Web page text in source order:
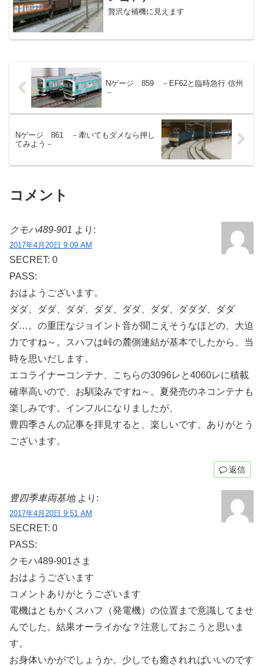
贅沢な補機に見えます
Nゲージ 859 －EF62と臨時急行 信州
－
Nゲージ 861 －牽いてもダメなら押し
てみよう－
コメント
クモハ489-901 より:
2017年4月20日 9:09 AM
SECRET: 0
PASS:
おはようございます。
ダダ、ダダ、ダダ、ダダ、ダダ、ダダ、ダダダ、ダダ
ダ…。の重圧なジョイント音が聞こえそうなほどの、大迫
力ですね～。スハフは峠の麓側連結が基本でしたから、当
時を思いだします。
エコライナーコンテナ、こちらの3096レと4060レに積載
確率高いので、お馴染みですね～。夏発売のネコンテナも
楽しみです。インフルになりましたが、
豊四季さんの記事を拝見すると、楽しいです。ありがとう
ございます。
返信
豊四季車両基地 より:
2017年4月20日 9:51 AM
SECRET: 0
PASS:
クモハ489-901さま
おはようございます
コメントありがとうございます
電機はともかくスハフ（発電機）の位置まで意識してませ
んでした。結果オーライかな？注意しておこうと思いま
す。
お身体いかがでしょうか。少しでも癒されればいいのです